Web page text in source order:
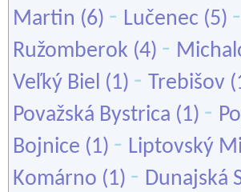
Martin (6) - Lučenec (5) -
Ružomberok (4) -
Veľký Biel (1) - Trebišov
Považská Bystrica (1) -
Bojnice (1) - Liptovský
Komárno (1) - Dunajská